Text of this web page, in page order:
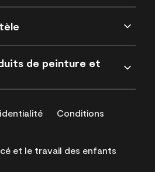
de peinture et
Conditions
et le travail des enfants